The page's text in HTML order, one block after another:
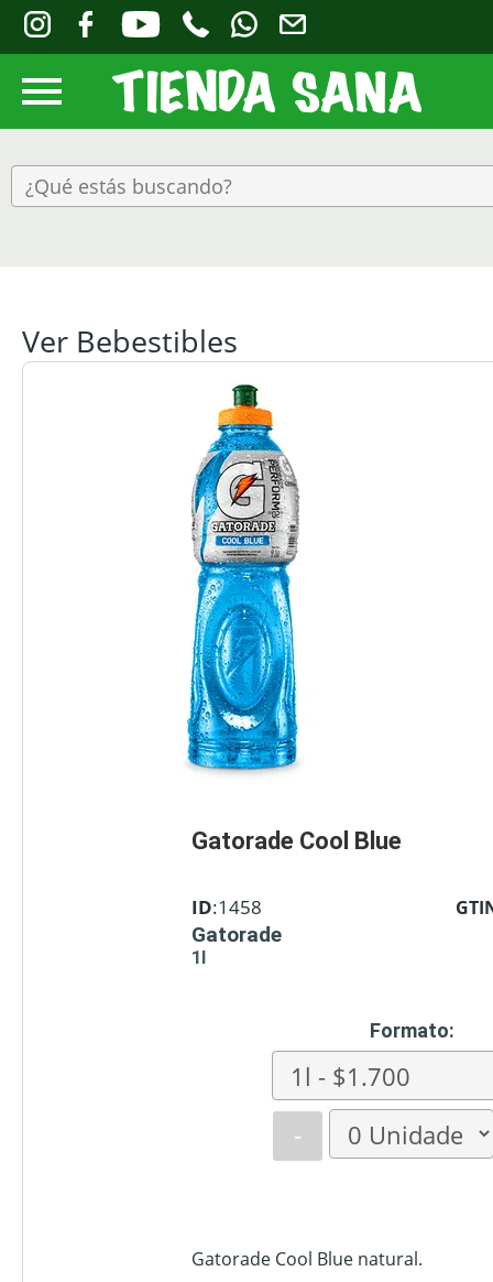
Ver Bebestibles
Gatorade Cool Blue
ID:1458
Gatorade
1l
Formato:
-
Gatorade Cool Blue natural.